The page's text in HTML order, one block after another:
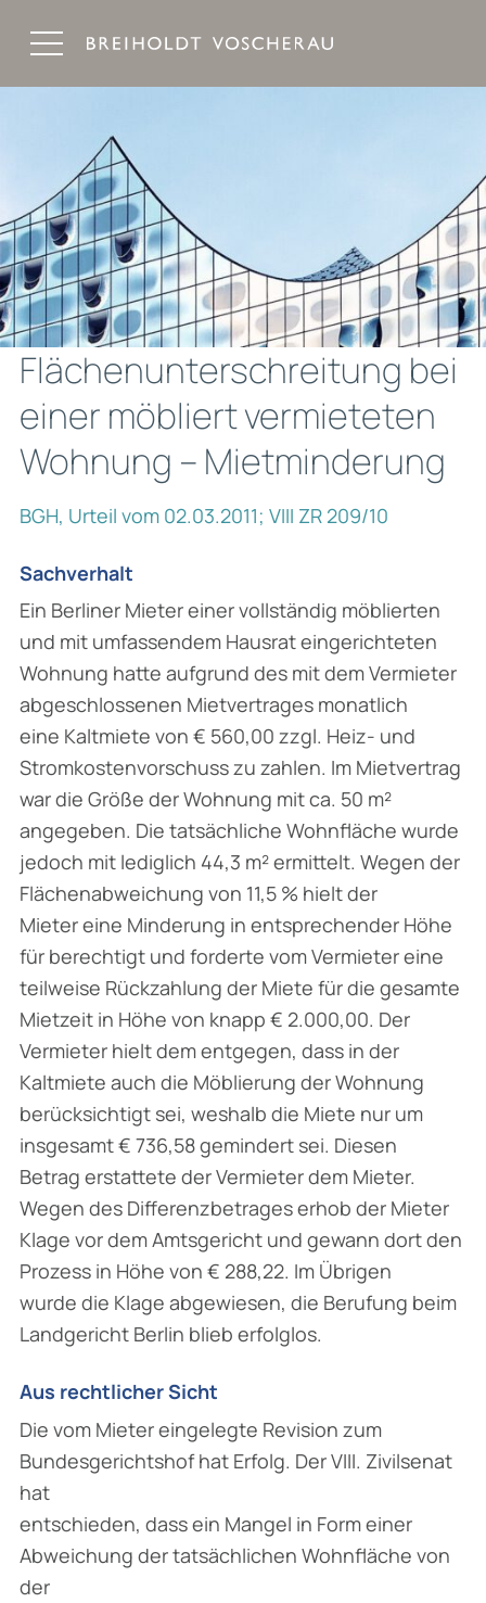
Flächenunterschreitung bei
einer möbliert vermieteten
Wohnung – Mietminderung
BGH, Urteil vom 02.03.2011; VIII ZR 209/10
Sachverhalt
Ein Berliner Mieter einer vollständig möblierten
und mit umfassendem Hausrat eingerichteten
Wohnung hatte aufgrund des mit dem Vermieter
abgeschlossenen Mietvertrages monatlich
eine Kaltmiete von € 560,00 zzgl. Heiz- und
Stromkostenvorschuss zu zahlen. Im Mietvertrag
war die Größe der Wohnung mit ca. 50 m²
angegeben. Die tatsächliche Wohnfläche wurde
jedoch mit lediglich 44,3 m² ermittelt. Wegen der
Flächenabweichung von 11,5 % hielt der
Mieter eine Minderung in entsprechender Höhe
für berechtigt und forderte vom Vermieter eine
teilweise Rückzahlung der Miete für die gesamte
Mietzeit in Höhe von knapp € 2.000,00. Der
Vermieter hielt dem entgegen, dass in der
Kaltmiete auch die Möblierung der Wohnung
berücksichtigt sei, weshalb die Miete nur um
insgesamt € 736,58 gemindert sei. Diesen
Betrag erstattete der Vermieter dem Mieter.
Wegen des Differenzbetrages erhob der Mieter
Klage vor dem Amtsgericht und gewann dort den
Prozess in Höhe von € 288,22. Im Übrigen
wurde die Klage abgewiesen, die Berufung beim
Landgericht Berlin blieb erfolglos.
Aus rechtlicher Sicht
Die vom Mieter eingelegte Revision zum
Bundesgerichtshof hat Erfolg. Der VIII. Zivilsenat
hat
entschieden, dass ein Mangel in Form einer
Abweichung der tatsächlichen Wohnfläche von
der